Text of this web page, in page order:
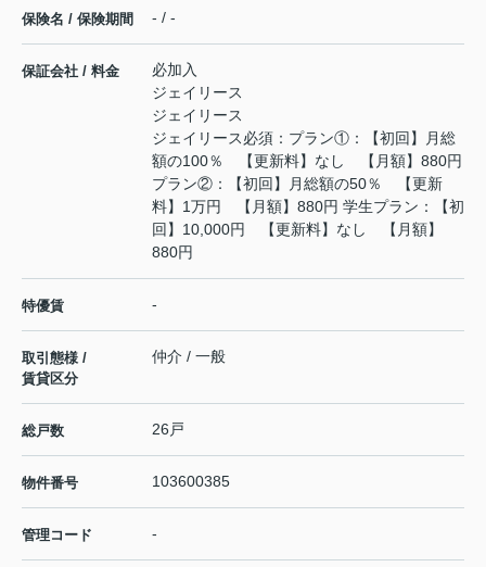
保険名 / 保険期間 - / -
保証会社 / 料金
必加入
ジェイリース
ジェイリース
ジェイリース必須：プラン①：【初回】月総
額の100％ 【更新料】なし 【月額】880円
プラン②：【初回】月総額の50％ 【更新
料】1万円 【月額】880円 学生プラン：【初
回】10,000円 【更新料】なし 【月額】
880円
特優賃 -
取引態様 /
賃貸区分
仲介 / 一般
総戸数 26戸
物件番号 103600385
管理コード -